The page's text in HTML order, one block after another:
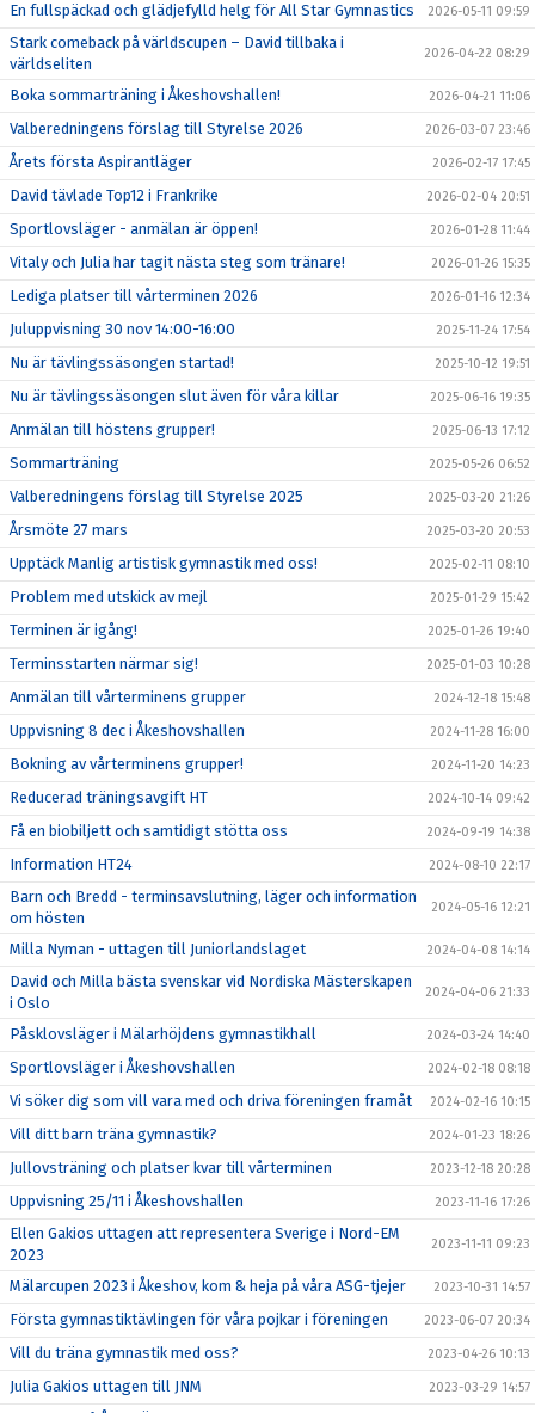
En fullspäckad och glädjefylld helg för All Star Gymnastics 2026-05-11 09:59
Stark comeback på världscupen – David tillbaka i
världseliten
2026-04-22 08:29
Boka sommarträning i Åkeshovshallen! 2026-04-21 11:06
Valberedningens förslag till Styrelse 2026 2026-03-07 23:46
Årets första Aspirantläger 2026-02-17 17:45
David tävlade Top12 i Frankrike 2026-02-04 20:51
Sportlovsläger - anmälan är öppen! 2026-01-28 11:44
Vitaly och Julia har tagit nästa steg som tränare! 2026-01-26 15:35
Lediga platser till vårterminen 2026 2026-01-16 12:34
Juluppvisning 30 nov 14:00-16:00 2025-11-24 17:54
Nu är tävlingssäsongen startad! 2025-10-12 19:51
Nu är tävlingssäsongen slut även för våra killar 2025-06-16 19:35
Anmälan till höstens grupper! 2025-06-13 17:12
Sommarträning 2025-05-26 06:52
Valberedningens förslag till Styrelse 2025 2025-03-20 21:26
Årsmöte 27 mars 2025-03-20 20:53
Upptäck Manlig artistisk gymnastik med oss! 2025-02-11 08:10
Problem med utskick av mejl 2025-01-29 15:42
Terminen är igång! 2025-01-26 19:40
Terminsstarten närmar sig! 2025-01-03 10:28
Anmälan till vårterminens grupper 2024-12-18 15:48
Uppvisning 8 dec i Åkeshovshallen 2024-11-28 16:00
Bokning av vårterminens grupper! 2024-11-20 14:23
Reducerad träningsavgift HT 2024-10-14 09:42
Få en biobiljett och samtidigt stötta oss 2024-09-19 14:38
Information HT24 2024-08-10 22:17
Barn och Bredd - terminsavslutning, läger och information
om hösten
2024-05-16 12:21
Milla Nyman - uttagen till Juniorlandslaget 2024-04-08 14:14
David och Milla bästa svenskar vid Nordiska Mästerskapen
i Oslo
2024-04-06 21:33
Påsklovsläger i Mälarhöjdens gymnastikhall 2024-03-24 14:40
Sportlovsläger i Åkeshovshallen 2024-02-18 08:18
Vi söker dig som vill vara med och driva föreningen framåt 2024-02-16 10:15
Vill ditt barn träna gymnastik? 2024-01-23 18:26
Jullovsträning och platser kvar till vårterminen 2023-12-18 20:28
Uppvisning 25/11 i Åkeshovshallen 2023-11-16 17:26
Ellen Gakios uttagen att representera Sverige i Nord-EM
2023
2023-11-11 09:23
Mälarcupen 2023 i Åkeshov, kom & heja på våra ASG-tjejer 2023-10-31 14:57
Första gymnastiktävlingen för våra pojkar i föreningen 2023-06-07 20:34
Vill du träna gymnastik med oss? 2023-04-26 10:13
Julia Gakios uttagen till JNM 2023-03-29 14:57